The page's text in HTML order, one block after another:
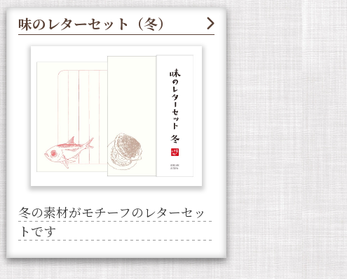
味のレターセット（冬）
冬の素材がモチーフのレターセッ
トです